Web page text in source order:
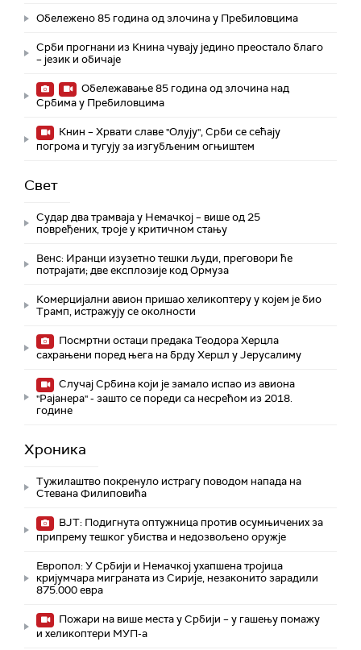
Обележено 85 година од злочина у Пребиловцима
Срби прогнани из Книна чувају једино преостало благо
– језик и обичаје
Обележавање 85 година од злочина над
Србима у Пребиловцима
Книн – Хрвати славе "Олују", Срби се сећају
погрома и тугују за изгубљеним огњиштем
Свет
Судар два трамваја у Немачкој – више од 25
повређених, троје у критичном стању
Венс: Иранци изузетно тешки људи, преговори ће
потрајати; две експлозије код Ормуза
Комерцијални авион пришао хеликоптеру у којем је био
Трамп, истражују се околности
Посмртни остаци предака Теодора Херцла
сахрањени поред њега на брду Херцл у Јерусалиму
Случај Србина који је замало испао из авиона
"Рајанера" - зашто се пореди са несрећом из 2018.
године
Хроника
Тужилаштво покренуло истрагу поводом напада на
Стевана Филиповића
ВЈТ: Подигнута оптужница против осумњичених за
припрему тешког убиства и недозвољено оружје
Европол: У Србији и Немачкој ухапшена тројица
кријумчара миграната из Сирије, незаконито зарадили
875.000 евра
Пожари на више места у Србији – у гашењу помажу
и хеликоптери МУП-а